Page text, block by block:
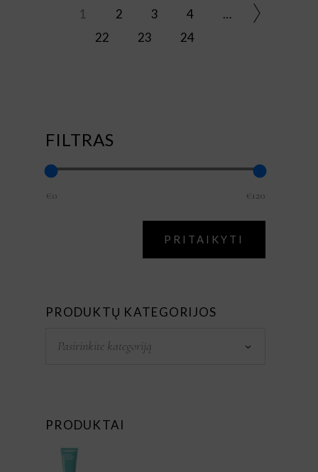
1 2 3 4
…
22
23 24
FILTRAS
€0 €120
PRITAIKYTI
PRODUKTŲ KATEGORIJOS
Pasirinkite kategoriją
PRODUKTAI